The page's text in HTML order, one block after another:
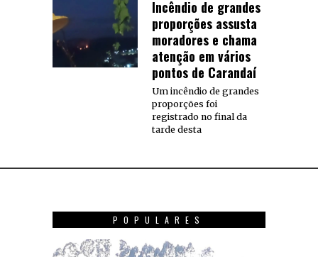
Incêndio de grandes
proporções assusta
moradores e chama
atenção em vários
pontos de Carandaí
Um incêndio de grandes
proporções foi
registrado no final da
tarde desta
POPULARES